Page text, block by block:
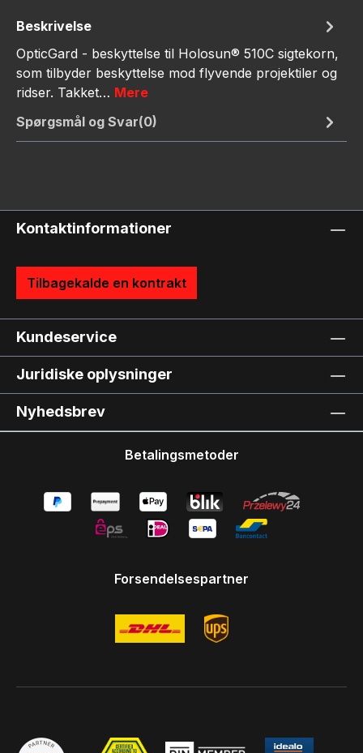
Beskrivelse
OpticGard - beskyttelse til Holosun® 510C sigtekorn,
som tilbyder beskyttelse mod flyvende projektiler og
ridser. Takket… Mere
Spørgsmål og Svar(0)
Kontaktinformationer
Tilbagekalde en kontrakt
Kundeservice
Juridiske oplysninger
Nyhedsbrev
Betalingsmetoder
Forsendelsespartner